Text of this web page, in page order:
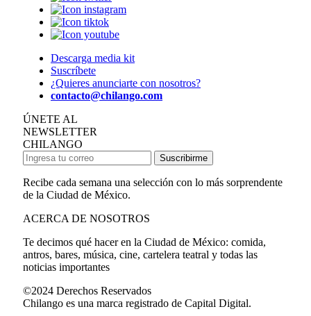
Descarga media kit
Suscríbete
¿Quieres anunciarte con nosotros?
contacto@chilango.com
ÚNETE AL
NEWSLETTER
CHILANGO
Suscribirme
Recibe cada semana una selección con lo más sorprendente
de la Ciudad de México.
ACERCA DE NOSOTROS
Te decimos qué hacer en la Ciudad de México: comida,
antros, bares, música, cine, cartelera teatral y todas las
noticias importantes
©2024 Derechos Reservados
Chilango es una marca registrado de Capital Digital.